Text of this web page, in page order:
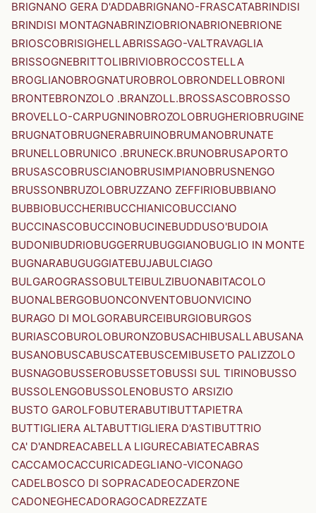
BRIGNANO GERA D'ADDABRIGNANO-FRASCATABRINDISI
BRINDISI MONTAGNABRINZIOBRIONABRIONEBRIONE
BRIOSCOBRISIGHELLABRISSAGO-VALTRAVAGLIA
BRISSOGNEBRITTOLIBRIVIOBROCCOSTELLA
BROGLIANOBROGNATUROBROLOBRONDELLOBRONI
BRONTEBRONZOLO .BRANZOLL.BROSSASCOBROSSO
BROVELLO-CARPUGNINOBROZOLOBRUGHERIOBRUGINE
BRUGNATOBRUGNERABRUINOBRUMANOBRUNATE
BRUNELLOBRUNICO .BRUNECK.BRUNOBRUSAPORTO
BRUSASCOBRUSCIANOBRUSIMPIANOBRUSNENGO
BRUSSONBRUZOLOBRUZZANO ZEFFIRIOBUBBIANO
BUBBIOBUCCHERIBUCCHIANICOBUCCIANO
BUCCINASCOBUCCINOBUCINEBUDDUSO'BUDOIA
BUDONIBUDRIOBUGGERRUBUGGIANOBUGLIO IN MONTE
BUGNARABUGUGGIATEBUJABULCIAGO
BULGAROGRASSOBULTEIBULZIBUONABITACOLO
BUONALBERGOBUONCONVENTOBUONVICINO
BURAGO DI MOLGORABURCEIBURGIOBURGOS
BURIASCOBUROLOBURONZOBUSACHIBUSALLABUSANA
BUSANOBUSCABUSCATEBUSCEMIBUSETO PALIZZOLO
BUSNAGOBUSSEROBUSSETOBUSSI SUL TIRINOBUSSO
BUSSOLENGOBUSSOLENOBUSTO ARSIZIO
BUSTO GAROLFOBUTERABUTIBUTTAPIETRA
BUTTIGLIERA ALTABUTTIGLIERA D'ASTIBUTTRIO
CA' D'ANDREACABELLA LIGURECABIATECABRAS
CACCAMOCACCURICADEGLIANO-VICONAGO
CADELBOSCO DI SOPRACADEOCADERZONE
CADONEGHECADORAGOCADREZZATE